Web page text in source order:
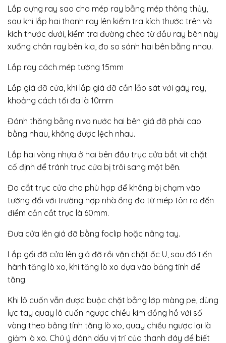
Lắp dựng ray sao cho mép ray bằng mép thông thủy,
sau khi lắp hai thanh ray lên kiểm tra kích thước trên và
kích thước dưới, kiểm tra đường chéo từ đầu ray bên này
xuống chân ray bên kia, đo so sánh hai bên bằng nhau.
Lắp ray cách mép tường 15mm
Lắp giá đỡ cửa, khi lắp giá đỡ cần lắp sát với gáy ray,
khoảng cách tối đa là 10mm
Đánh thăng bằng nivo nước hai bên giá đỡ phải cao
bằng nhau, không được lệch nhau.
Lắp hai vòng nhựa ở hai bên đầu trục cửa bắt vít chặt
cố định để tránh trục cửa bị trôi sang một bên.
Đo cắt trục cửa cho phù hợp để không bị chạm vào
tường đối với trường hợp nhà ống đo từ mép tôn ra đến
điểm cần cắt trục là 60mm.
Đưa cửa lên giá đỡ bằng foclip hoặc nâng tay.
Lắp gối đỡ cửa lên giá đỡ rồi vặn chặt ốc U, sau đó tiến
hành tăng lò xo, khi tăng lò xo dựa vào bảng tính để
tăng.
Khi lô cuốn vẫn được buộc chặt bằng lớp màng pe, dùng
lực tay quay lô cuốn ngược chiều kim đồng hồ với số
vòng theo bảng tính tăng lò xo, quay chiều ngược lại là
giảm lò xo. Chú ý đánh dấu vị trí của thanh đáy để biết